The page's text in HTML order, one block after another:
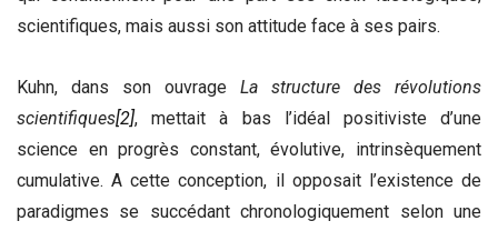
scientifiques, mais aussi son attitude face à ses pairs.
Kuhn, dans son ouvrage La structure des révolutions
scientifiques[2], mettait à bas l’idéal positiviste d’une
science en progrès constant, évolutive, intrinsèquement
cumulative. A cette conception, il opposait l’existence de
paradigmes se succédant chronologiquement selon une